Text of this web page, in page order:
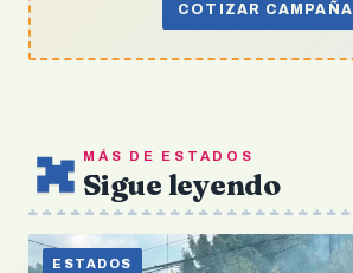
COTIZAR CAMPAÑA
MÁS DE ESTADOS
Sigue leyendo
ESTADOS